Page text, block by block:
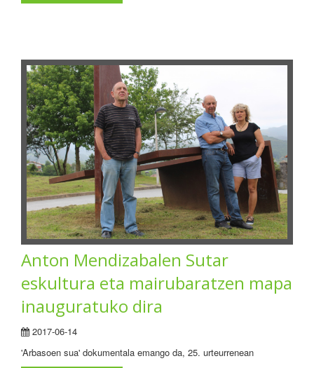
Anton Mendizabalen Sutar
eskultura eta mairubaratzen mapa
inauguratuko dira
2017-06-14
'Arbasoen sua' dokumentala emango da, 25. urteurrenean